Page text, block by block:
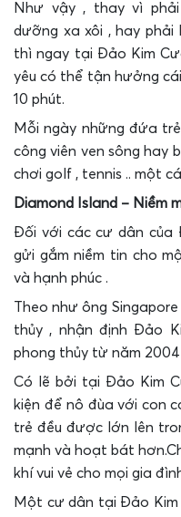
Như vậy , thay vì
dưỡng xa xôi , hay phải
thì ngay tại Đảo Kim
yêu có thể tận hưởng
10 phút.
Mỗi ngày những đứa
công viên ven sông hay
chơi golf , tennis .. một
Diamond Island – Niềm
Đối với các cư dân của
gửi gắm niềm tin cho
và hạnh phúc .
Theo như ông
thủy , nhận định Đảo
phong thủy từ năm 2004
Có lẽ bởi tại Đảo Kim
kiện để nô đùa với con
trẻ đều được lớn lên
mạnh và hoạt bát
khí vui vẻ cho mọi gia
Một cư dân tại Đảo Kim